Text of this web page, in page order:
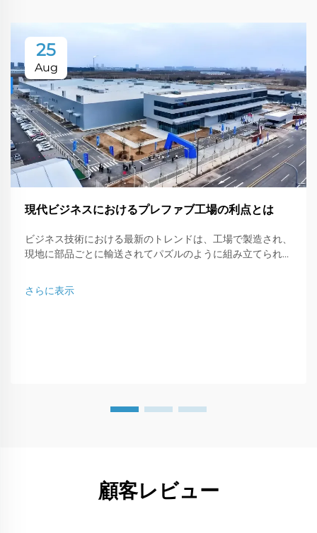
25
Aug
現代ビジネスにおけるプレファブ工場の利点とは
ビジネス技術における最新のトレンドは、工場で製造され、
現地に部品ごとに輸送されてパズルのように組み立てられる
は、...に最適な解決策です。
さらに表示
顧客レビュー